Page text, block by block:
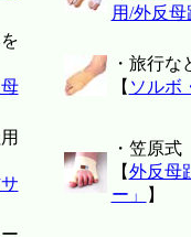
用/外反
・旅行な
【 ソルボ
・笠原式
【外反母
ー」
】